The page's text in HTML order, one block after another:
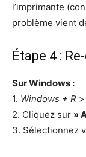
l’imprimante
problème vient
Étape 4 :
Sur Windows :
1. Windows + R
2. Cliquez sur »
3. Sélectionnez